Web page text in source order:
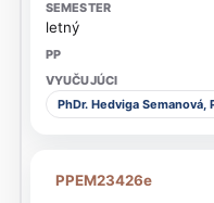
letný
PhDr. Hedviga Semanová,
PPEM23426e